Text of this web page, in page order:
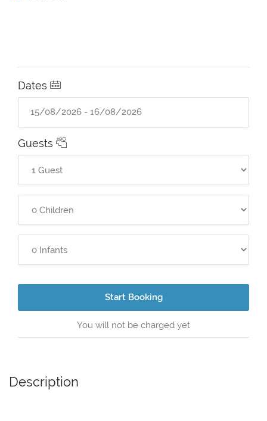
Dates
Guests
Start Booking
You will not be charged yet
Description